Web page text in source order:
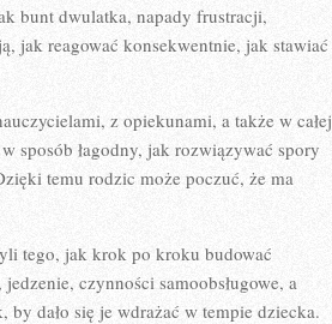
bunt dwulatka, napady frustracji,
jak reagować konsekwentnie, jak stawiać
z opiekunami, a także w całej
sposób łagodny, jak rozwiązywać spory
temu rodzic może poczuć, że ma
tego, jak krok po kroku budować
czynności samoobsługowe, a
dało się je wdrażać w tempie dziecka.